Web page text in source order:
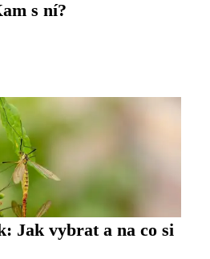
s ní?
Jak vybrat a na co si